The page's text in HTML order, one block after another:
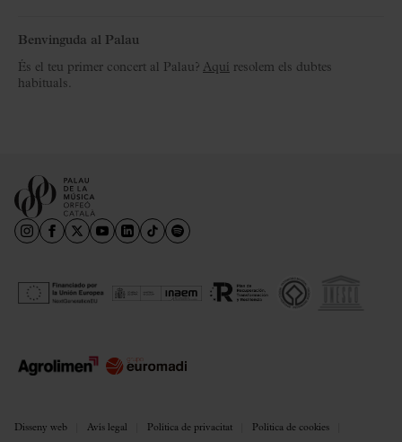
Benvinguda al Palau
És el teu primer concert al Palau? Aquí resolem els dubtes
habituals.
Disseny web Avís legal Política de privacitat Política de cookies